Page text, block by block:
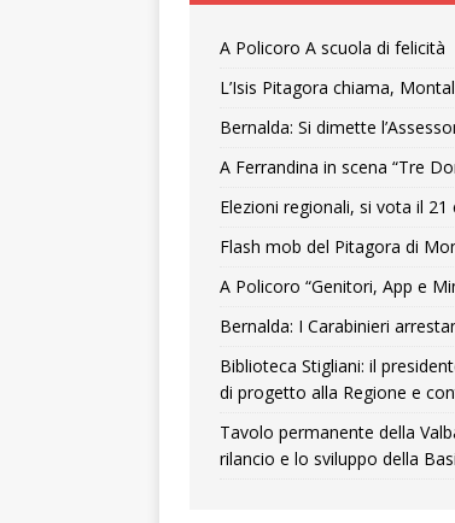
A Policoro A scuola di felicità
L’Isis Pitagora chiama,
Bernalda: Si dimette
A Ferrandina in scena “Tre
Elezioni regionali, si vota il 21
Flash mob del Pitagora di
A Policoro “Genitori, App e
Bernalda: I Carabinieri
Biblioteca Stigliani: il
di progetto alla Regione e
Tavolo permanente della
rilancio e lo sviluppo della